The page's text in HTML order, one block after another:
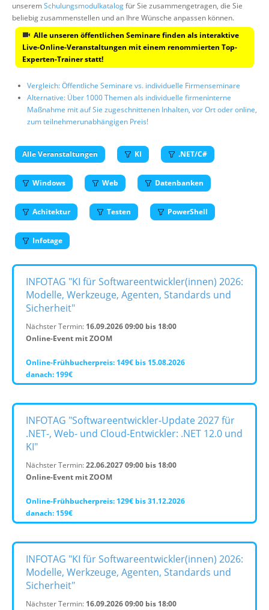
unseremSchulungsmodulkatalogfür Sie zusammengetragen, die Sie
beliebig zusammenstellen und an Ihre Wünsche anpassen können.
Alle unseren öffentlichen Seminare finden als interaktive
Live-Online-Veranstaltungen mit einem renommierten Top-
Experten-Trainer statt!
Vergleich: Öffentliche Seminare vs. individuelle Firmenseminare
Alternative: Über 1000 Themen als individuelle firmeninterne
Maßnahme mit auf Sie zugeschnittenen Inhalten, vor Ort oder online,
zum teilnehmerunabhängigen Preis!
Alle Veranstaltungen KI .NET/C#
Windows Web Datenbanken
Achitektur Testen PowerShell
Infotage
INFOTAG "KI für Softwareentwickler(innen) 2026:
Modelle, Werkzeuge, Agenten, Standards und
Sicherheit"
Nächster Termin: 16.09.2026 09:00 bis 18:00
Online-Event mit ZOOM
Online-Frühbucherpreis: 149€ bis 15.08.2026
danach: 199€
INFOTAG "Softwareentwickler-Update 2027 für
.NET-, Web- und Cloud-Entwickler: .NET 12.0 und
KI"
Nächster Termin:22.06.2027 09:00 bis 18:00
Online-Event mit ZOOM
Online-Frühbucherpreis: 129€ bis 31.12.2026
danach: 159€
INFOTAG "KI für Softwareentwickler(innen) 2026:
Modelle, Werkzeuge, Agenten, Standards und
Sicherheit"
Nächster Termin: 16.09.2026 09:00 bis 18:00